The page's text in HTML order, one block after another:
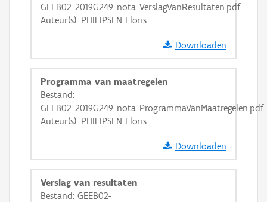
GEEB02_2019G249_nota_VerslagVanResultaten.pdf
Auteur(s): PHILIPSEN Floris
Downloaden
Programma van maatregelen
Bestand:
GEEB02_2019G249_nota_ProgrammaVanMaatregelen.pdf
Auteur(s): PHILIPSEN Floris
Downloaden
Verslag van resultaten
Bestand: GEEB02-